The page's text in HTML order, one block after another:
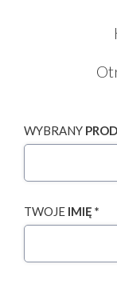
WYBRANY
TWOJE IMIĘ *